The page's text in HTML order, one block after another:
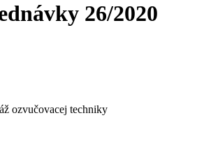
26/2020
ozvučovacej techniky